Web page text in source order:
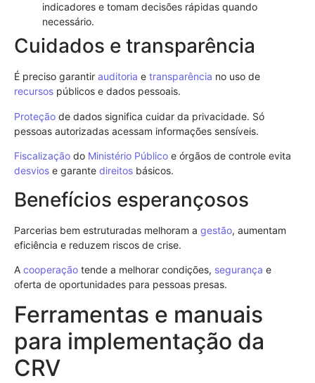
indicadores e tomam decisões rápidas quando
necessário.
Cuidados e transparência
É preciso garantir auditoria e transparência no uso de
recursos públicos e dados pessoais.
Proteção de dados significa cuidar da privacidade. Só
pessoas autorizadas acessam informações sensíveis.
Fiscalização do Ministério Público e órgãos de controle evita
desvios e garante direitos básicos.
Benefícios esperançosos
Parcerias bem estruturadas melhoram a gestão, aumentam
eficiência e reduzem riscos de crise.
A cooperação tende a melhorar condições, segurança e
oferta de oportunidades para pessoas presas.
Ferramentas e manuais
para implementação da
CRV